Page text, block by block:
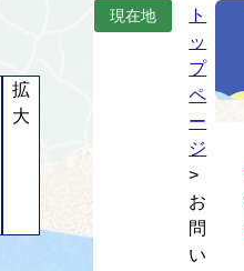
拡
大
現在地
ト
ッ
プ
ペ
ー
ジ
>
お
問
い